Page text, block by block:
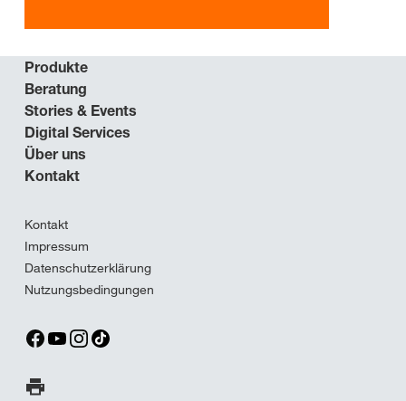
Produkte
Beratung
Stories & Events
Digital Services
Über uns
Kontakt
Kontakt
Impressum
Datenschutzerklärung
Nutzungsbedingungen
Seite ausdrucken